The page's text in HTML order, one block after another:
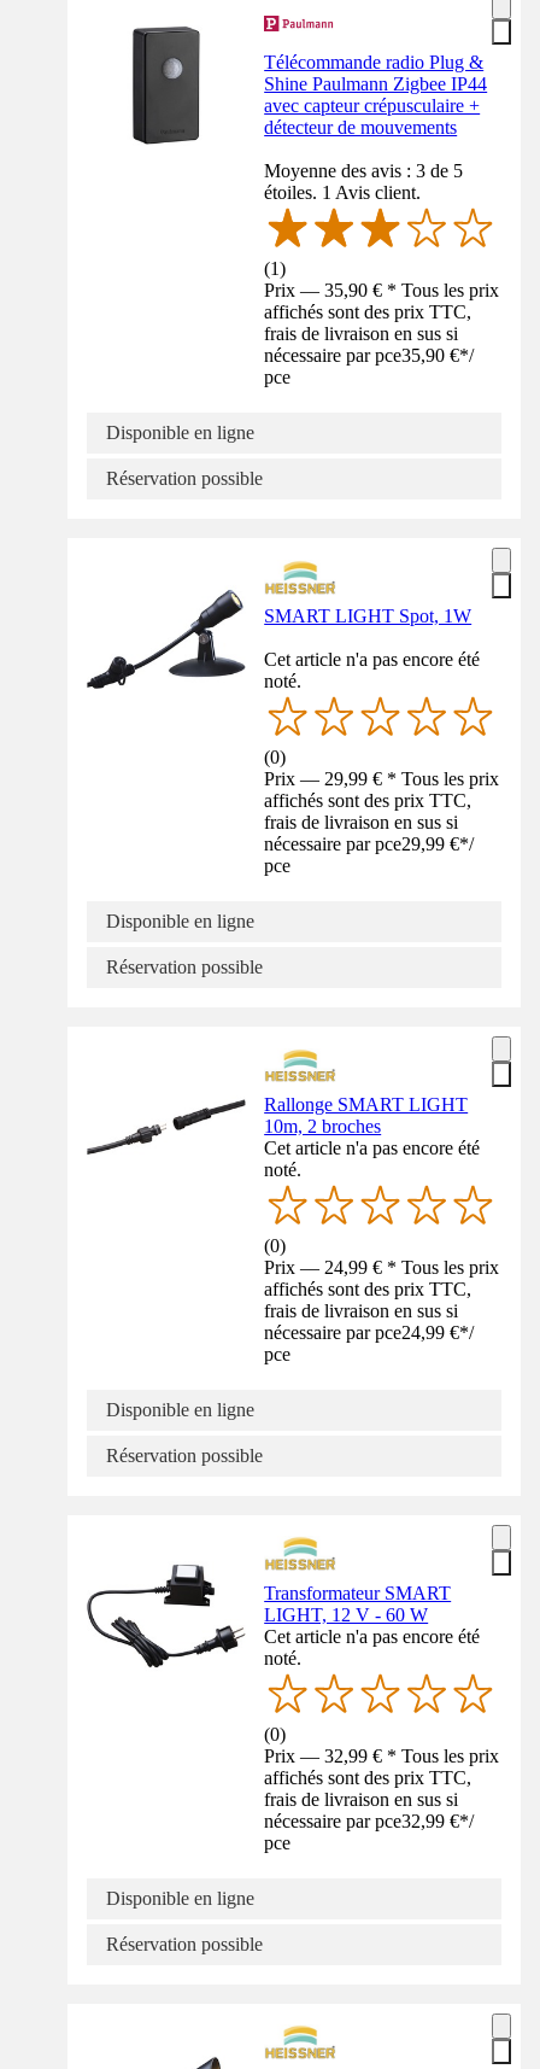
Télécommande radio Plug &
Shine Paulmann Zigbee IP44
avec capteur crépusculaire +
détecteur de mouvements
Moyenne des avis : 3 de 5
étoiles. 1 Avis client.
(1)
Prix — 35,90 € * Tous les prix
affichés sont des prix TTC,
frais de livraison en sus si
nécessaire par pce35,90 €*/
pce
Disponible en ligne
Réservation possible
SMART LIGHT Spot, 1W
Cet article n'a pas encore été
noté.
(0)
Prix — 29,99 € * Tous les prix
affichés sont des prix TTC,
frais de livraison en sus si
nécessaire par pce29,99 €*/
pce
Disponible en ligne
Réservation possible
Rallonge SMART LIGHT
10m, 2 broches
Cet article n'a pas encore été
noté.
(0)
Prix — 24,99 € * Tous les prix
affichés sont des prix TTC,
frais de livraison en sus si
nécessaire par pce24,99 €*/
pce
Disponible en ligne
Réservation possible
Transformateur SMART
LIGHT, 12 V - 60 W
Cet article n'a pas encore été
noté.
(0)
Prix — 32,99 € * Tous les prix
affichés sont des prix TTC,
frais de livraison en sus si
nécessaire par pce32,99 €*/
pce
Disponible en ligne
Réservation possible